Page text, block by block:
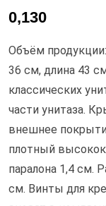
0,130
Объём
36 см, длина 43
классических
части унитаза.
внешнее
плотный
паралона 1,4 см.
см. Винты для